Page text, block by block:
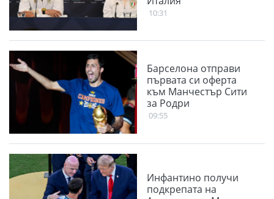
10:31
Барселона отправи
първата си оферта
към Манчестър Сити
за Родри
09:55
Инфантино получи
подкрепата на